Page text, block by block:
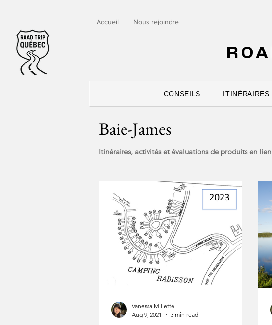
Accueil Nous rejoindre
CONSEILS ITINÉRAIRES
Baie-James
Itinéraires, activités et évaluations de produits en
Vanessa Millette
Aug 9, 2021
3 min read